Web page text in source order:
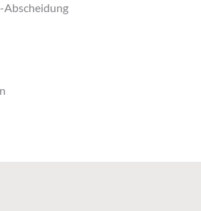
Abscheidung